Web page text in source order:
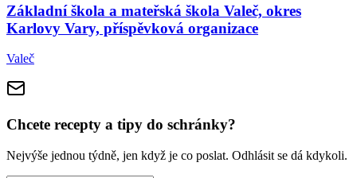
Základní škola a mateřská škola Valeč, okres
Karlovy Vary, příspěvková organizace
Valeč
Chcete recepty a tipy do schránky?
Nejvýše jednou týdně, jen když je co poslat. Odhlásit se dá kdykoli.